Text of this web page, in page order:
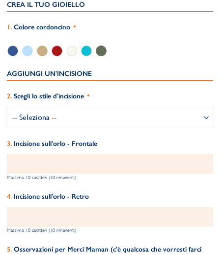
CREA IL TUO GIOIELLO
Colore cordoncino
AGGIUNGI UN'INCISIONE
Scegli lo stile d'incisione
Incisione sull'orlo - Frontale
Massimo 10 caratteri (10 rimanenti)
Incisione sull'orlo - Retro
Massimo 10 caratteri (10 rimanenti)
Osservazioni per Merci Maman (c'è qualcosa che vorresti farci